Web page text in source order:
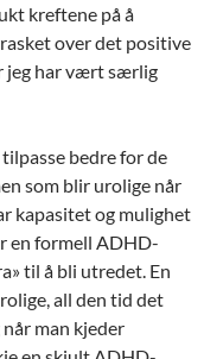
kreftene på å
over det positive
jeg har vært særlig
bedre for de
som blir urolige når
kapasitet og mulighet
en formell ADHD-
til å bli utredet. En
all den tid det
man kjeder